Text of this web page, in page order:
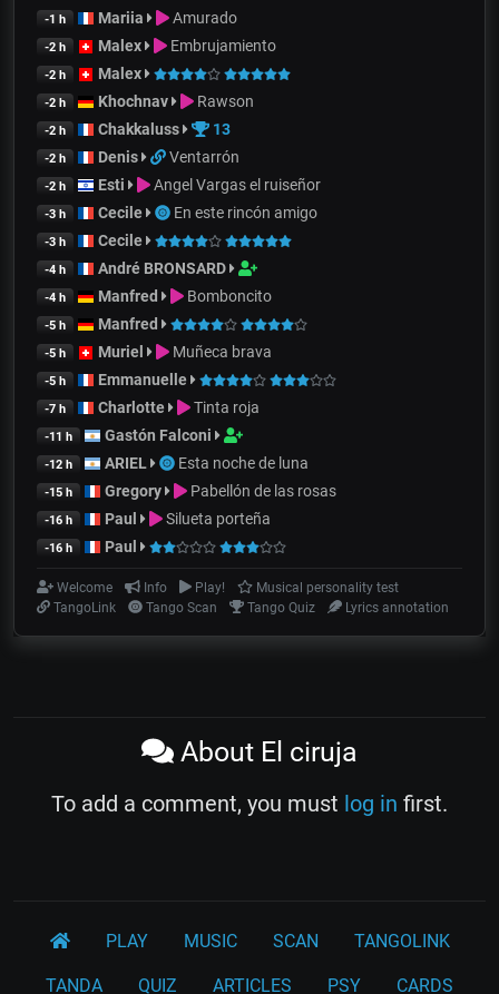
-1 h Mariia Amurado
-2 h Malex Embrujamiento
-2 h Malex
-2 h Khochnav Rawson
-2 h Chakkaluss 13
-2 h Denis Ventarrón
-2 h Esti Angel Vargas el ruiseñor
-3 h Cecile En este rincón amigo
-3 h Cecile
-4 h André BRONSARD
-4 h Manfred Bomboncito
-5 h Manfred
-5 h Muriel Muñeca brava
-5 h Emmanuelle
-7 h Charlotte Tinta roja
-11 h Gastón Falconi
-12 h ARIEL Esta noche de luna
-15 h Gregory Pabellón de las rosas
-16 h Paul Silueta porteña
-16 h Paul
Welcome Info Play!
Musical personality test
TangoLink
Tango Scan Tango Quiz Lyrics annotation
About El ciruja
To add a comment, you must log in first.
PLAY MUSIC SCAN TANGOLINK
TANDA QUIZ ARTICLES PSY CARDS